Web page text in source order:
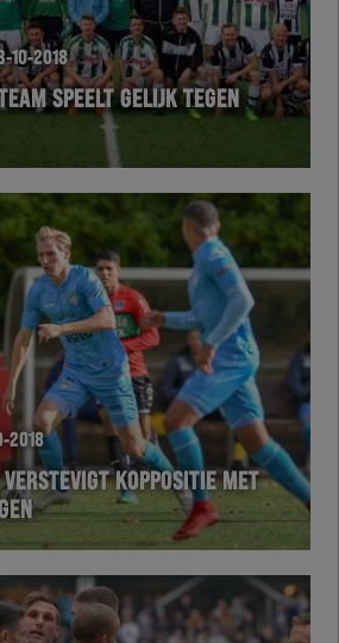
10-2018
SPEELT GELIJK TEGEN
2018
KOPPOSITIE MET